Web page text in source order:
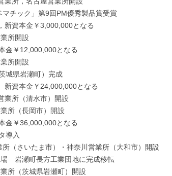
チック」第9回PM優秀製品賞受賞
資本金￥3,000,000となる
所開設
￥12,000,000となる
所開設
県岩瀬町）完成
資本金￥24,000,000となる
所（清水市）開設
所（長岡市）開設
￥36,000,000となる
導入
（さいたま市）・神奈川営業所（大和市）開設
岩瀬町長方工業団地に完成移転
所（茨城県岩瀬町）開設